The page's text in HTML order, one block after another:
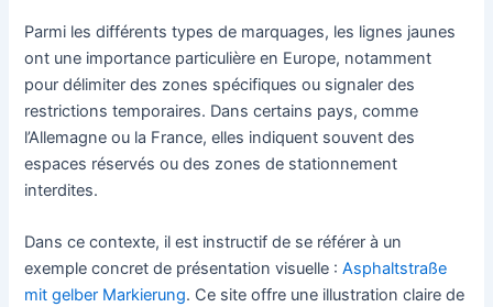
Parmi les différents types de marquages, les lignes jaunes
ont une importance particulière en Europe, notamment
pour délimiter des zones spécifiques ou signaler des
restrictions temporaires. Dans certains pays, comme
l’Allemagne ou la France, elles indiquent souvent des
espaces réservés ou des zones de stationnement
interdites.
Dans ce contexte, il est instructif de se référer à un
exemple concret de présentation visuelle :Asphaltstraße
mit gelber Markierung. Ce site offre une illustration claire de